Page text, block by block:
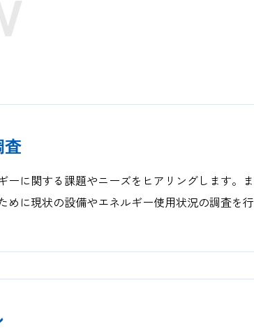
査
ーに関する課題やニーズをヒアリングします。ま
めに現状の設備やエネルギー使用状況の調査を行